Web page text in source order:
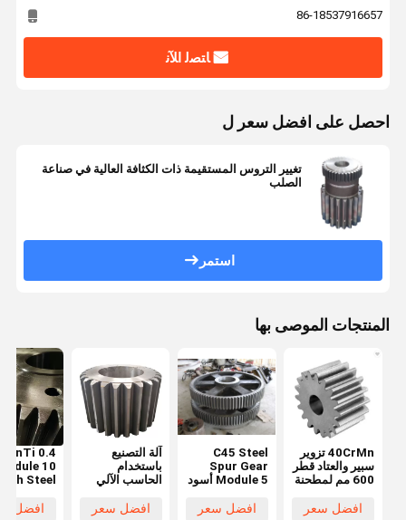
86-18537916657
ﺎﺘﺼﻟ ﺍﻶﻧ
احصل على افضل سعر ل
تغيير التروس المستقيمة ذات الكثافة العالية في صناعة
الصلب
استمر
المنتجات الموصى بها
40CrMn تزوير
سبير والعتاد قطر
600 مم لمطحنة
افضل سعر
C45 Steel
Spur Gear
Module 5 أسود
افضل سعر
آلة التصنيع
باستخدام
الحاسب الآلي
الزاوي مستقيم
افضل سعر
10
Steel
عجلة
افضل